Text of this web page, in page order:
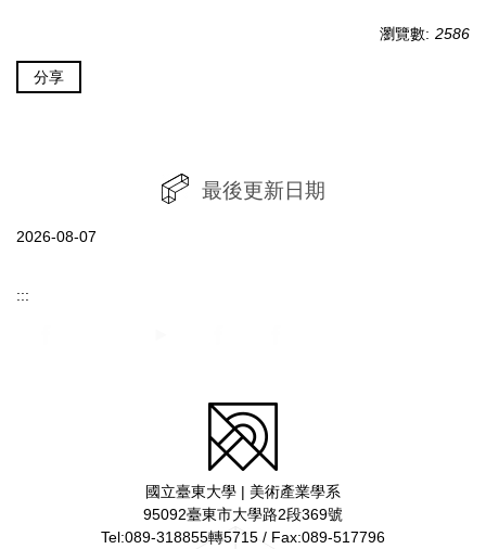
瀏覽數: 2586
分享
最後更新日期
2026-08-07
:::
國立臺東大學 | 美術產業學系
95092臺東市大學路2段369號
Tel:089-318855轉5715 / Fax:089-517796